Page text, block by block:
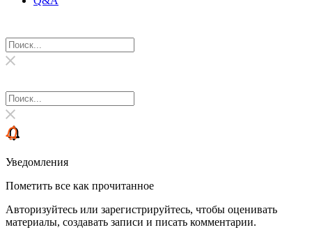
Уведомления
Пометить все как прочитанное
Авторизуйтесь или зарегистрируйтесь, чтобы оценивать
материалы, создавать записи и писать комментарии.